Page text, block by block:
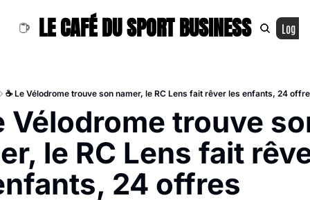
LE CAFÉ DU SPORT BUSINESS Log In
☕ Le Vélodrome trouve son namer, le RC Lens fait rêver les enfants, 24
Vélodrome trouve
le RC Lens fait
24 offres